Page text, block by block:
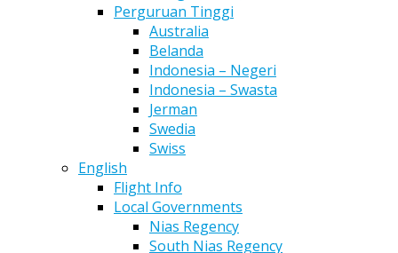
Perguruan Tinggi
Australia
Belanda
Indonesia – Negeri
Indonesia – Swasta
Jerman
Swedia
Swiss
English
Flight Info
Local Governments
Nias Regency
South Nias Regency